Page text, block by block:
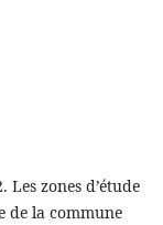
Les zones d’étude
de la commune